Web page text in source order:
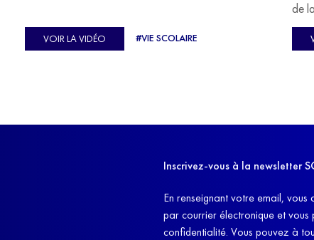
C'est l'histoire de nombreux réfugiés, et notamment
celle de Lisa Machukha, que nous vous proposons de
VOIR LA VIDÉO #VIE SCOLAIRE
de
Inscrivez-vous à la newsletter
En renseignant votre email,
par courrier électronique et
confidentialité. Vous pouvez à